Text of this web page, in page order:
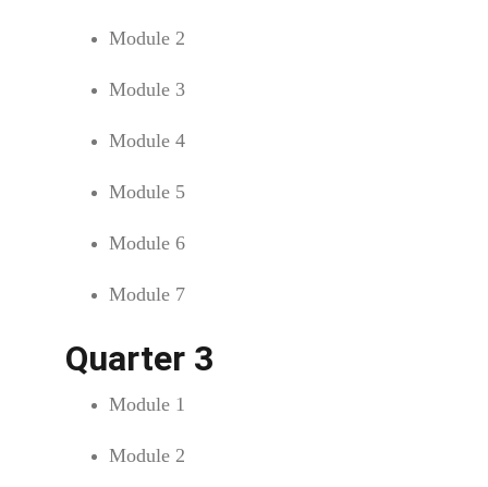
Quarter 3
Module 2
Module 3
Module 4
Module 5
Module 6
Module 7
Module 1
Module 2